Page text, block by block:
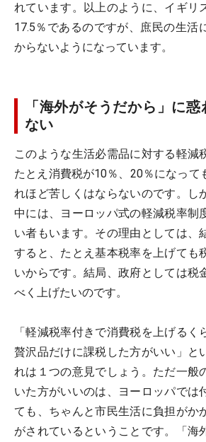
れています。以上のように、イギリ
17.5％であるのですが、庶民の生活
からないようになっています。
「海外がそうだから」に
ない
このような生活必需品に対する軽減
たとえ消費税が10％、20％になって
れほど苦しくはならないのです。し
中には、ヨーロッパ式の軽減税率制
い者もいます。その理由としては、
すると、たとえ基本税率を上げても
いからです。結局、政府としては税
べく上げたいのです。
「軽減税率付きで消費税を上げるく
贅沢品だけに課税した方がいい」と
れは１つの意見でしょう。ただ一般
いた方がいいのは、ヨーロッパでは
ても、ちゃんと市民生活に負担がか
がされているということです。「海